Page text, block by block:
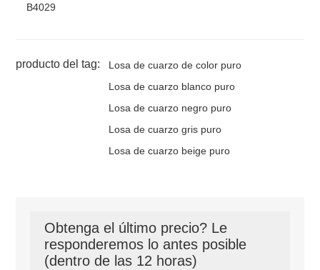
B4029
producto del tag:
Losa de cuarzo de color puro
Losa de cuarzo blanco puro
Losa de cuarzo negro puro
Losa de cuarzo gris puro
Losa de cuarzo beige puro
Obtenga el último precio? Le
responderemos lo antes posible
(dentro de las 12 horas)